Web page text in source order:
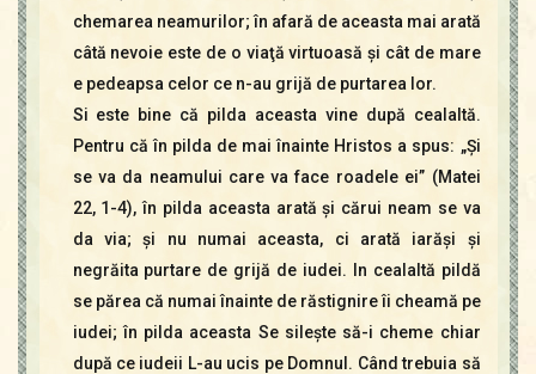
chemarea neamurilor; în afară de aceasta mai arată
câtă nevoie este de o viaţă virtuoasă şi cât de mare
e pedeapsa celor ce n-au grijă de purtarea lor.
Si este bine că pilda aceasta vine după cealaltă.
Pentru că în pilda de mai înainte Hristos a spus: „Şi
se va da neamului care va face roadele ei” (Matei
22, 1-4), în pilda aceasta arată şi cărui neam se va
da via; şi nu numai aceasta, ci arată iarăşi şi
negrăita purtare de grijă de iudei. In cealaltă pildă
se părea că numai înainte de răstignire îi cheamă pe
iudei; în pilda aceasta Se sileşte să-i cheme chiar
după ce iudeii L-au ucis pe Domnul. Când trebuia să